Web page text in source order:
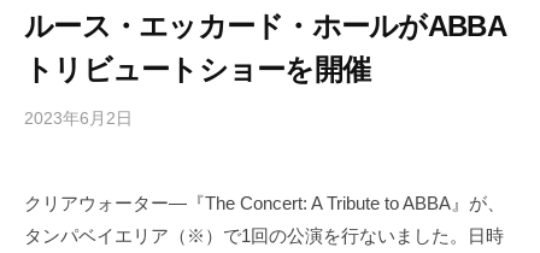
ルース・エッカード・ホールがABBA
トリビュートショーを開催
2023年6月2日
i
g
の
コ
クリアウォーター—『The Concert: A Tribute to ABBA』が、
タンパベイエリア（※）で1回の公演を行ないました。日時